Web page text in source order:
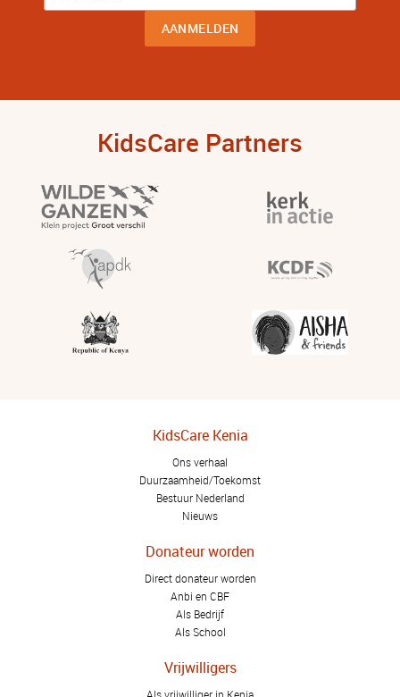
KidsCare Partners
KidsCare Kenia
Ons verhaal
Duurzaamheid/Toekomst
Bestuur Nederland
Nieuws
Donateur worden
Direct donateur worden
Anbi en CBF
Als Bedrijf
Als School
Vrijwilligers
Als vrijwilliger in Kenia